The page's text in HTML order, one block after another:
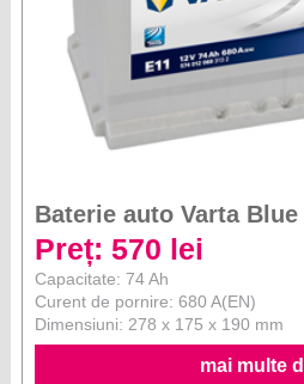
Baterie auto Varta
Preț: 570 lei
Capacitate: 74 Ah
Curent de pornire: 680 A(EN)
Dimensiuni: 278 x 175 x 190 mm
mai multe